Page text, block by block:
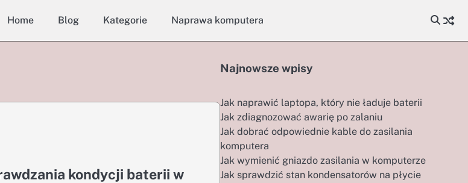
Home Blog Kategorie Naprawa komputera
kondycji baterii w
Najnowsze wpisy
Jak naprawić laptopa, który nie ładuje baterii
Jak zdiagnozować awarię po zalaniu
Jak dobrać odpowiednie kable do zasilania
komputera
Jak wymienić gniazdo zasilania w komputerze
Jak sprawdzić stan kondensatorów na płycie